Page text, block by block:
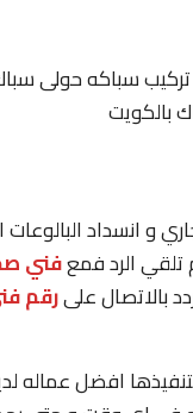
سباكه حولى
بالكويت
و انسداد
الرد فمعفني
بالاتصال علىرقم
افضل عماله